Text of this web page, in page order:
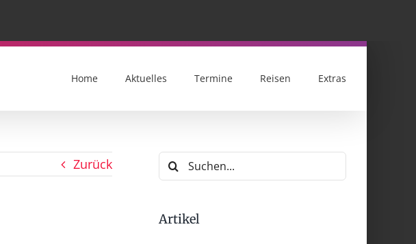
Home Aktuelles Termine Reisen Extras
Zurück
Suche
nach:
Artikel